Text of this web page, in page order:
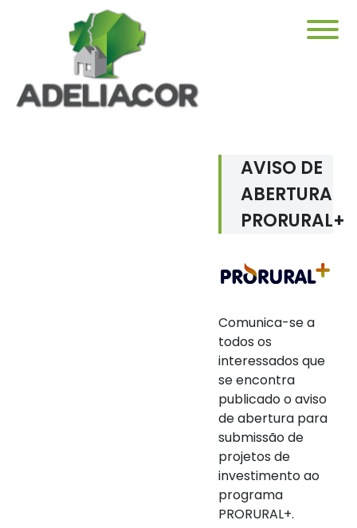
AVISO DE
ABERTURA
PRORURAL+
Comunica-se a
todos os
interessados que
se encontra
publicado o aviso
de abertura para
submissão de
projetos de
investimento ao
programa
PRORURAL+.